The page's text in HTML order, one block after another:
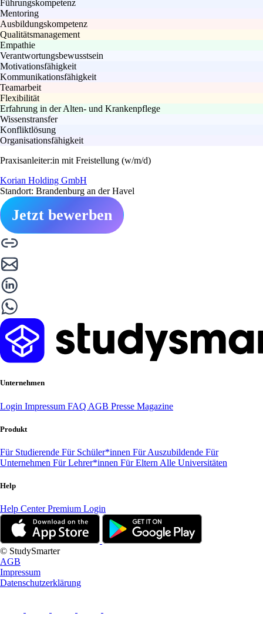
Führungskompetenz
Mentoring
Ausbildungskompetenz
Qualitätsmanagement
Empathie
Verantwortungsbewusstsein
Motivationsfähigkeit
Kommunikationsfähigkeit
Teamarbeit
Flexibilität
Erfahrung in der Alten- und Krankenpflege
Wissenstransfer
Konfliktlösung
Organisationsfähigkeit
Praxisanleiter:in mit Freistellung (w/m/d)
Korian Holding GmbH
Standort: Brandenburg an der Havel
Jetzt bewerben
Unternehmen
Login Impressum FAQ AGB Presse Magazine
Produkt
Für Studierende Für Schüler*innen Für Auszubildende Für
Unternehmen Für Lehrer*innen Für Eltern Alle Universitäten
Help
Help CenterPremium Login
© StudySmarter
AGB
Impressum
Datenschutzerklärung